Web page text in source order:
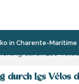
Charente-Maritime –
Sich
Geschäfte
durch Les Vélos